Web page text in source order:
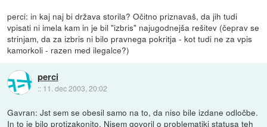
perci: in kaj naj bi država storila? Očitno priznavaš, da jih tudi
vpisati ni imela kam in je bil "izbris" najugodnejša rešitev (čeprav se
strinjam, da za izbris ni bilo pravnega pokritja - kot tudi ne za vpis
kamorkoli - razen med ilegalce?)
perci
:: 11. dec 2003, 20:02
Gavran: Jst sem se obesil samo na to, da niso bile izdane odločbe.
In to je bilo protizakonito. Nisem govoril o problematiki statusa teh